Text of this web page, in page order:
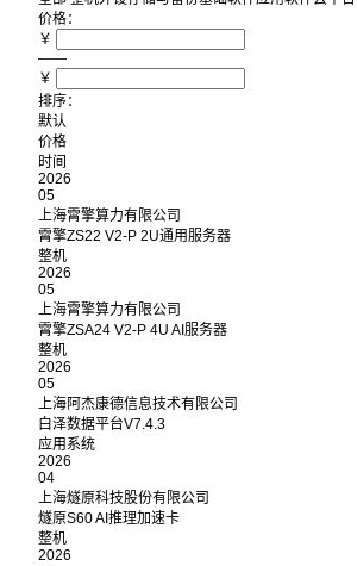
价格：
￥
——
￥
排序：
默认
价格
时间
2026
05
上海霄擎算力有限公司
霄擎ZS22 V2-P 2U通用服务器
整机
2026
05
上海霄擎算力有限公司
霄擎ZSA24 V2-P 4U AI服务器
整机
2026
05
上海阿杰康德信息技术有限公司
白泽数据平台V7.4.3
应用系统
2026
04
上海燧原科技股份有限公司
燧原S60 AI推理加速卡
整机
2026